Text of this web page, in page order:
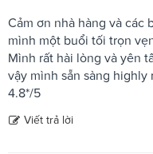
Cảm ơn nhà hàng và các
mình một buổi tối trọn
Mình rất hài lòng và yên
vậy mình sẵn sàng
4.8*/5
Viết trả lời